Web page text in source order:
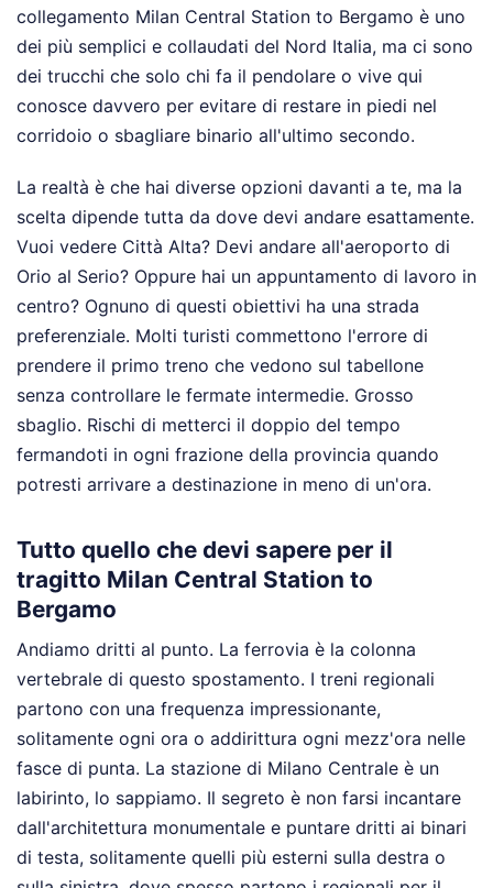
collegamento Milan Central Station to Bergamo è uno
dei più semplici e collaudati del Nord Italia, ma ci sono
dei trucchi che solo chi fa il pendolare o vive qui
conosce davvero per evitare di restare in piedi nel
corridoio o sbagliare binario all'ultimo secondo.
La realtà è che hai diverse opzioni davanti a te, ma la
scelta dipende tutta da dove devi andare esattamente.
Vuoi vedere Città Alta? Devi andare all'aeroporto di
Orio al Serio? Oppure hai un appuntamento di lavoro in
centro? Ognuno di questi obiettivi ha una strada
preferenziale. Molti turisti commettono l'errore di
prendere il primo treno che vedono sul tabellone
senza controllare le fermate intermedie. Grosso
sbaglio. Rischi di metterci il doppio del tempo
fermandoti in ogni frazione della provincia quando
potresti arrivare a destinazione in meno di un'ora.
Tutto quello che devi sapere per il
tragitto Milan Central Station to
Bergamo
Andiamo dritti al punto. La ferrovia è la colonna
vertebrale di questo spostamento. I treni regionali
partono con una frequenza impressionante,
solitamente ogni ora o addirittura ogni mezz'ora nelle
fasce di punta. La stazione di Milano Centrale è un
labirinto, lo sappiamo. Il segreto è non farsi incantare
dall'architettura monumentale e puntare dritti ai binari
di testa, solitamente quelli più esterni sulla destra o